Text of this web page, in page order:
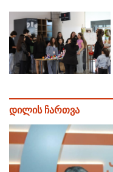
დილის ჩართვა